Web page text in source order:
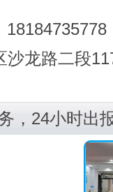
18184735778
沙龙路二段
，24小时出